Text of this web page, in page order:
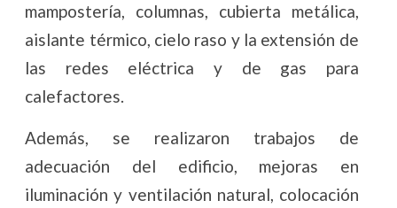
mampostería, columnas, cubierta metálica,
aislante térmico, cielo raso y la extensión de
las redes eléctrica y de gas para
calefactores.
Además, se realizaron trabajos de
adecuación del edificio, mejoras en
iluminación y ventilación natural, colocación